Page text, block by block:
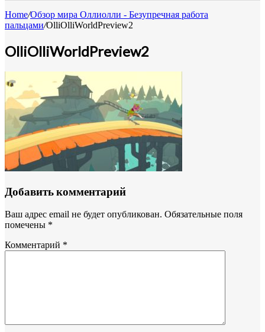
Home/Обзор мира Оллиолли - Безупречная работа
пальцами/OlliOlliWorldPreview2
OlliOlliWorldPreview2
Добавить комментарий
Ваш адрес email не будет опубликован. Обязательные поля
помечены *
Комментарий *